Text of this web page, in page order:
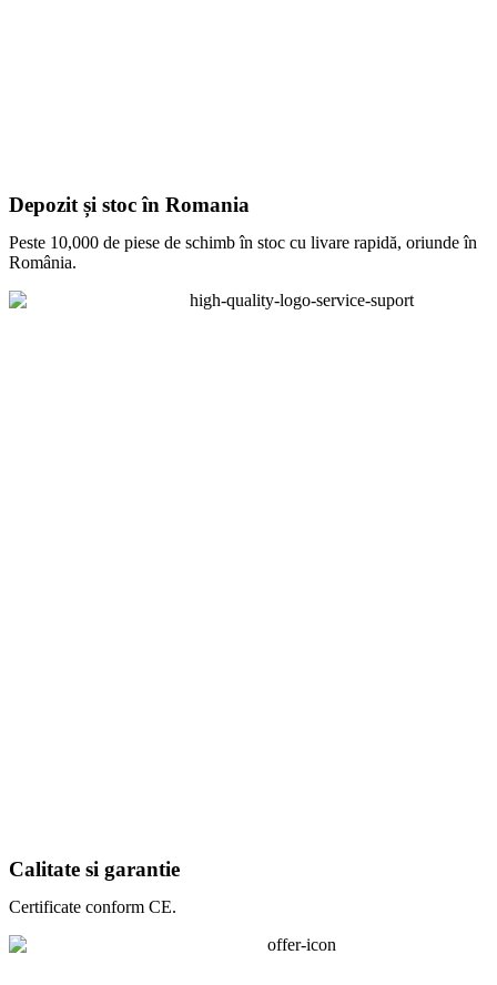
Depozit și stoc în Romania
Peste 10,000 de piese de schimb în stoc cu livare rapidă, oriunde în
România.
Calitate si garantie
Certificate conform CE.